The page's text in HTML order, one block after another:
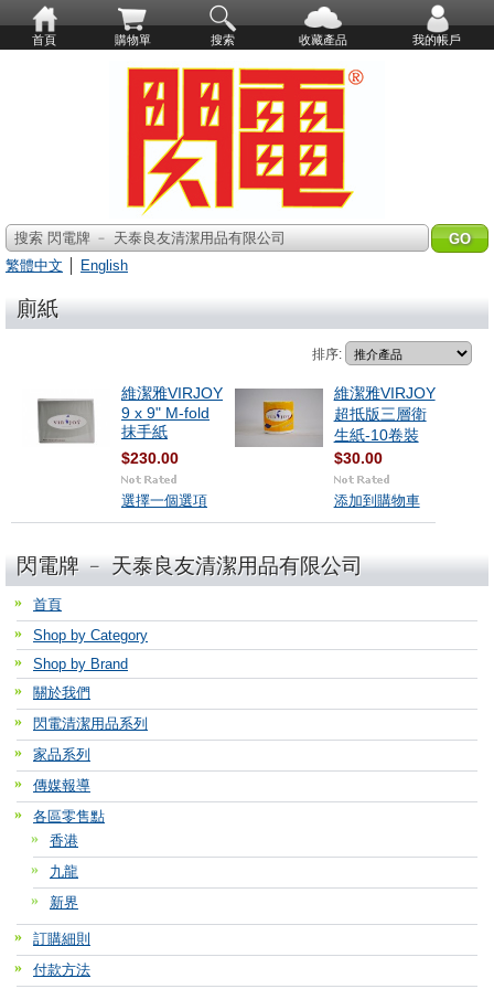
首頁 購物單 搜索 收藏產品 我的帳戶
搜索 閃電牌 ﹣ 天泰良友清潔用品有限公司
繁體中文
English
廁紙
排序:
維潔雅VIRJOY
9 x 9" M-fold
抹手紙
$230.00
選擇一個選項
維潔雅VIRJOY
超抵版三層衛
生紙-10卷裝
$30.00
添加到購物車
閃電牌 ﹣ 天泰良友清潔用品有限公司
首頁
Shop by Category
Shop by Brand
關於我們
閃電清潔用品系列
家品系列
傳媒報導
各區零售點
香港
九龍
新界
訂購細則
付款方法